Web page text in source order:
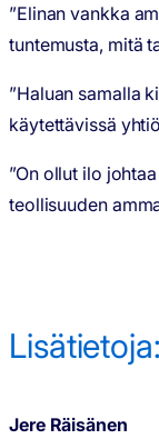
”Elinan vankka
tuntemusta, mitä
”Haluan samalla
käytettävissä
”On ollut ilo
teollisuuden
Lisätietoja:
Jere Räisänen